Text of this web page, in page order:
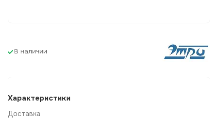
В наличии
Характеристики
Доставка